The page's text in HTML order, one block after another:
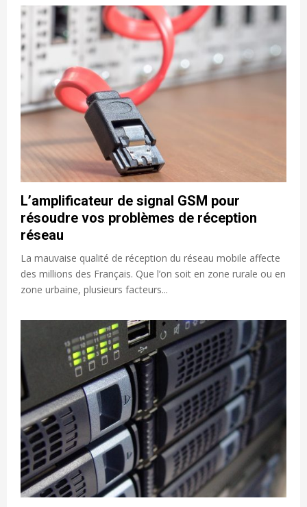
L’amplificateur de signal GSM pour
résoudre vos problèmes de réception
réseau
La mauvaise qualité de réception du réseau mobile affecte
des millions des Français. Que l’on soit en zone rurale ou en
zone urbaine, plusieurs facteurs...